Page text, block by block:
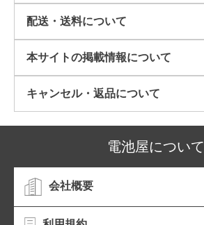
配送・送料について
本サイトの掲載情報について​
キャンセル・返品について​
電池屋について
会社概要